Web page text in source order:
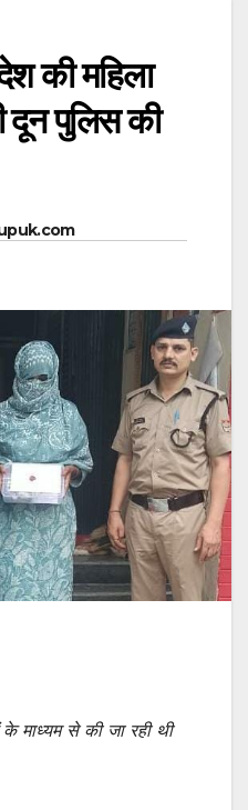
की महिला
पुलिस की
माध्यम से की जा रही थी